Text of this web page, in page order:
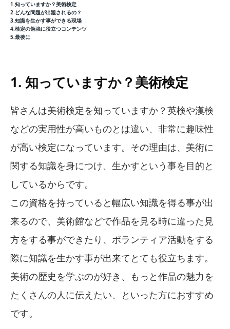
1.知っていますか？美術検定
2.どんな問題が出題されるの？
3.知識を生かす事ができる現場
4.検定の勉強に役立つコンテンツ
5.最後に
1. 知っていますか？美術検定
皆さんは美術検定を知っていますか？英検や漢検
などの実用性が高いものとは違い、非常に趣味性
が高い検定になっています。その理由は、美術に
関する知識を身につけ、生かすという事を目的と
しているからです。
この資格を持っていると幅広い知識を得る事が出
来るので、美術館などで作品を見る時に違った見
方をする事ができたり、ボランティア活動をする
際に知識を生かす事が出来てとても役立ちます。
美術の歴史を学ぶのが好き、もっと作品の魅力を
たくさんの人に伝えたい、といった方におすすめ
です。